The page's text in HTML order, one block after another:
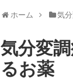
ホーム 気
気分変
るお薬